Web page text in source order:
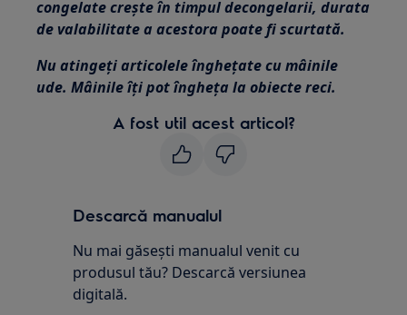
congelate crește în timpul decongelarii, durata
de valabilitate a acestora poate fi scurtată.
Nu atingeți articolele înghețate cu mâinile
ude. Mâinile îți pot îngheța la obiecte reci.
A fost util acest articol?
Descarcă manualul
Nu mai găsești manualul venit cu
produsul tău? Descarcă versiunea
digitală.